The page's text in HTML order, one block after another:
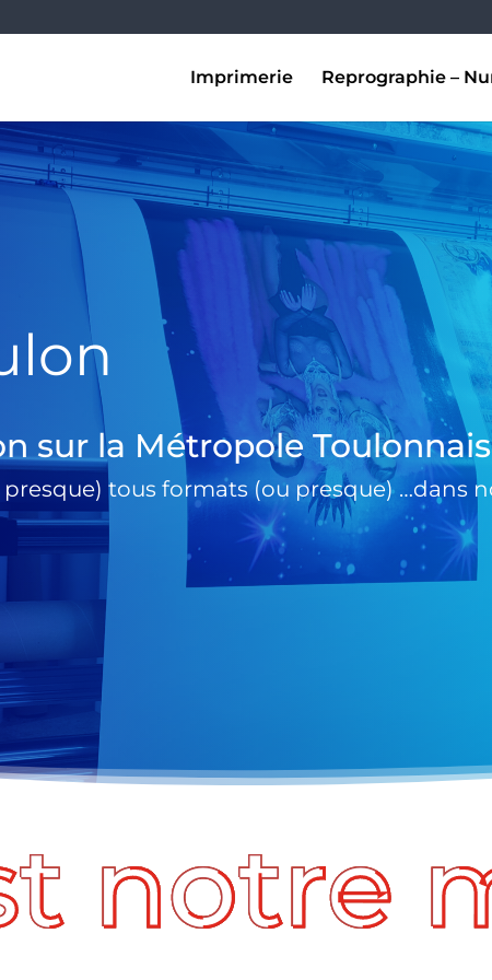
Imprimerie Reprographie –
sur la Métropole
tous formats (ou presque) …dans